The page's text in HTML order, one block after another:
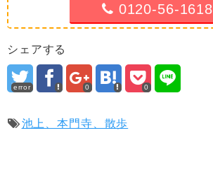
0120-56-1618
シェアする
error 0 0
池上、本門寺、散歩